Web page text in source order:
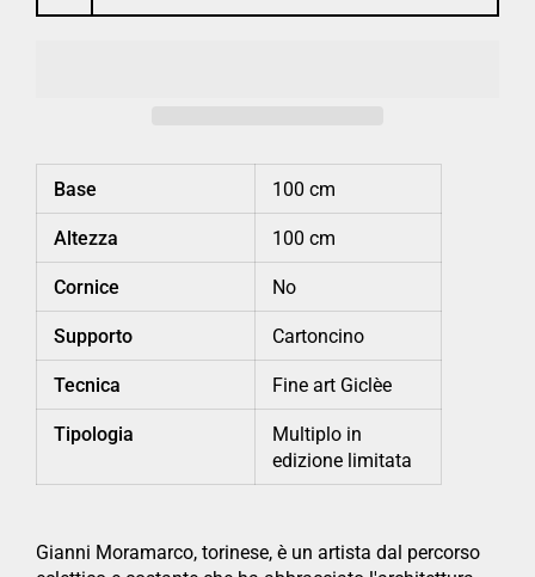
Base 100 cm
Altezza 100 cm
Cornice No
Supporto Cartoncino
Tecnica Fine art Giclèe
Tipologia
Multiplo in
edizione limitata
Gianni Moramarco, torinese, è un artista dal percorso